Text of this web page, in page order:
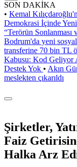
SON DAKİKA
• Kemal
Demokrasi İçinde
“Terörün
Bodrum'da yeni
transferine 70 bin TL
Kabusu: Kod Geliyor
Destek Yok • Akın
meslekten çıkarıldı
Şirketler,
Faiz
Halka Arz